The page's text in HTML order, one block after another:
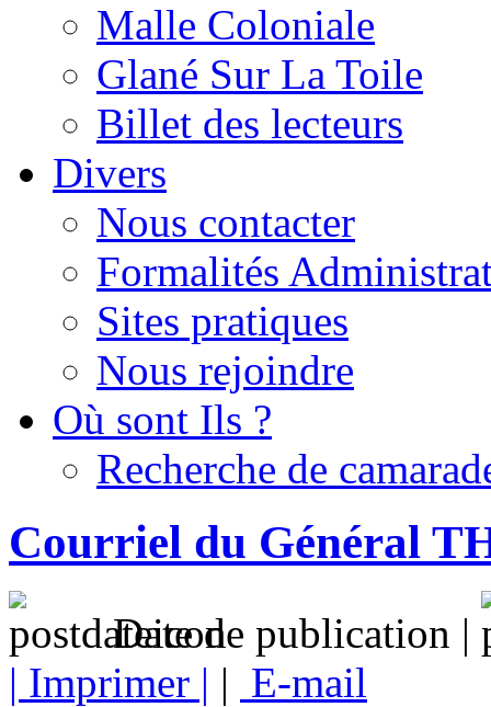
Malle Coloniale
Glané Sur La Toile
Billet des lecteurs
Divers
Nous contacter
Formalités
Sites pratiques
Nous rejoindre
Où sont Ils ?
Recherche de
Courriel du Général
Date de publication |
| Imprimer | | E-mail